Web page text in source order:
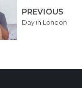
PREVIOUS
Day in London